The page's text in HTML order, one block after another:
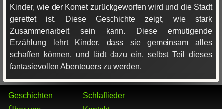
Kinder, wie der Komet zurückgeworfen wird und die Stadt
gerettet ist. Diese Geschichte zeigt, wie stark
Zusammenarbeit sein kann. Diese ermutigende
Erzählung lehrt Kinder, dass sie gemeinsam alles
schaffen können, und lädt dazu ein, selbst Teil dieses
fantasievollen Abenteuers zu werden.
Geschichten
Schlaflieder